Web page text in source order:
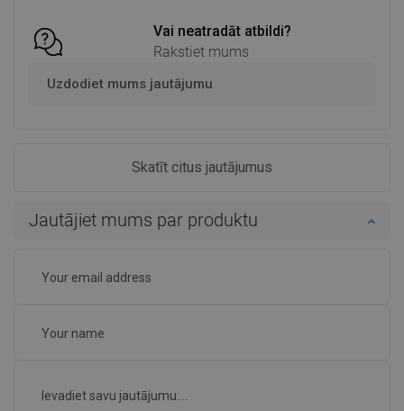
Vai neatradāt atbildi?
Rakstiet mums
Uzdodiet mums jautājumu
Skatīt citus jautājumus
Jautājiet mums par produktu